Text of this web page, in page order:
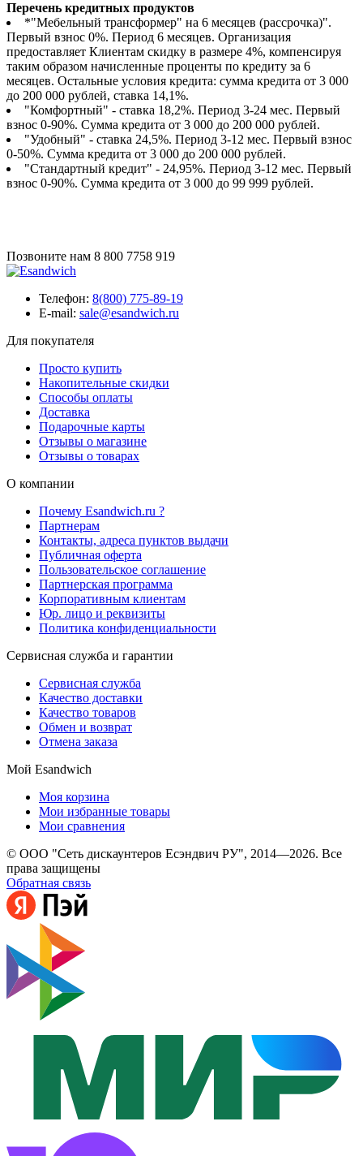
Перечень кредитных продуктов
*"Мебельный трансформер" на 6 месяцев (рассрочка)".
Первый взнос 0%. Период 6 месяцев. Организация
предоставляет Клиентам скидку в размере 4%, компенсируя
таким образом начисленные проценты по кредиту за 6
месяцев. Остальные условия кредита: сумма кредита от 3 000
до 200 000 рублей, ставка 14,1%.
"Комфортный" - ставка 18,2%. Период 3-24 мес. Первый
взнос 0-90%. Сумма кредита от 3 000 до 200 000 рублей.
"Удобный" - ставка 24,5%. Период 3-12 мес. Первый взнос
0-50%. Сумма кредита от 3 000 до 200 000 рублей.
"Стандартный кредит" - 24,95%. Период 3-12 мес. Первый
взнос 0-90%. Сумма кредита от 3 000 до 99 999 рублей.
Позвоните нам 8 800 7758 919
Телефон: 8(800) 775-89-19
E-mail: sale@esandwich.ru
Для покупателя
Просто купить
Накопительные скидки
Способы оплаты
Доставка
Подарочные карты
Отзывы о магазине
Отзывы о товарах
О компании
Почему Esandwich.ru ?
Партнерам
Контакты, адреса пунктов выдачи
Публичная оферта
Пользовательское соглашение
Партнерская программа
Корпоративным клиентам
Юр. лицо и реквизиты
Политика конфиденциальности
Сервисная служба и гарантии
Сервисная служба
Качество доставки
Качество товаров
Обмен и возврат
Отмена заказа
Мой Esandwich
Моя корзина
Мои избранные товары
Мои сравнения
© ООО "Сеть дискаунтеров Есэндвич РУ", 2014—2026. Все
права защищены
Обратная связь